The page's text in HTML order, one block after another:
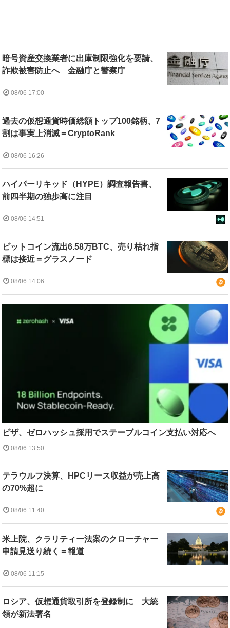
暗号資産交換業者に出庫制限強化を要請、
詐欺被害防止へ 金融庁と警察庁
08/06 17:00
過去の仮想通貨時価総額トップ100銘柄、7
割は事実上消滅＝CryptoRank
08/06 16:26
ハイパーリキッド（HYPE）調査報告書、
前四半期の独歩高に注目
08/06 14:51
ビットコイン流出6.58万BTC、売り枯れ指
標は接近＝グラスノード
08/06 14:06
ビザ、ゼロハッシュ採用でステーブルコイン支払い対応へ
08/06 13:50
テラウルフ決算、HPCリース収益が売上高
の70%超に
08/06 11:40
米上院、クラリティー法案のクローチャー
申請見送り続く＝報道
08/06 11:15
ロシア、仮想通貨取引所を登録制に 大統
領が新法署名